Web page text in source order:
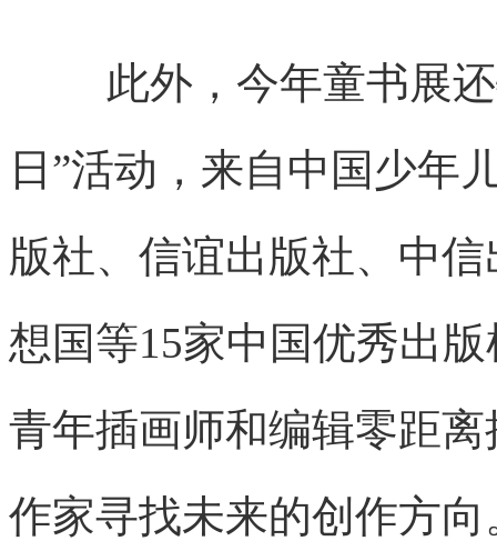
此外，今年童书展
日”活动，来自中国少年
版社、信谊出版社、中
想国等15家中国优秀出
青年插画师和编辑零距
作家寻找未来的创作方向